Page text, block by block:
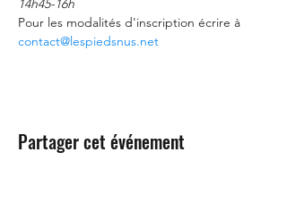
14h45-16h
Pour les modalités d'inscription écrire à
contact@lespiedsnus.net
Partager cet événement